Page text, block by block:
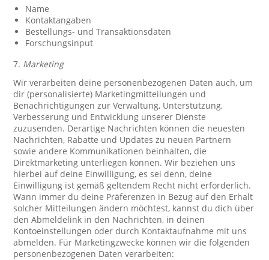
Name
Kontaktangaben
Bestellungs- und Transaktionsdaten
Forschungsinput
7. Marketing
Wir verarbeiten deine personenbezogenen Daten auch, um
dir (personalisierte) Marketingmitteilungen und
Benachrichtigungen zur Verwaltung, Unterstützung,
Verbesserung und Entwicklung unserer Dienste
zuzusenden. Derartige Nachrichten können die neuesten
Nachrichten, Rabatte und Updates zu neuen Partnern
sowie andere Kommunikationen beinhalten, die
Direktmarketing unterliegen können. Wir beziehen uns
hierbei auf deine Einwilligung, es sei denn, deine
Einwilligung ist gemäß geltendem Recht nicht erforderlich.
Wann immer du deine Präferenzen in Bezug auf den Erhalt
solcher Mitteilungen ändern möchtest, kannst du dich über
den Abmeldelink in den Nachrichten, in deinen
Kontoeinstellungen oder durch Kontaktaufnahme mit uns
abmelden. Für Marketingzwecke können wir die folgenden
personenbezogenen Daten verarbeiten: